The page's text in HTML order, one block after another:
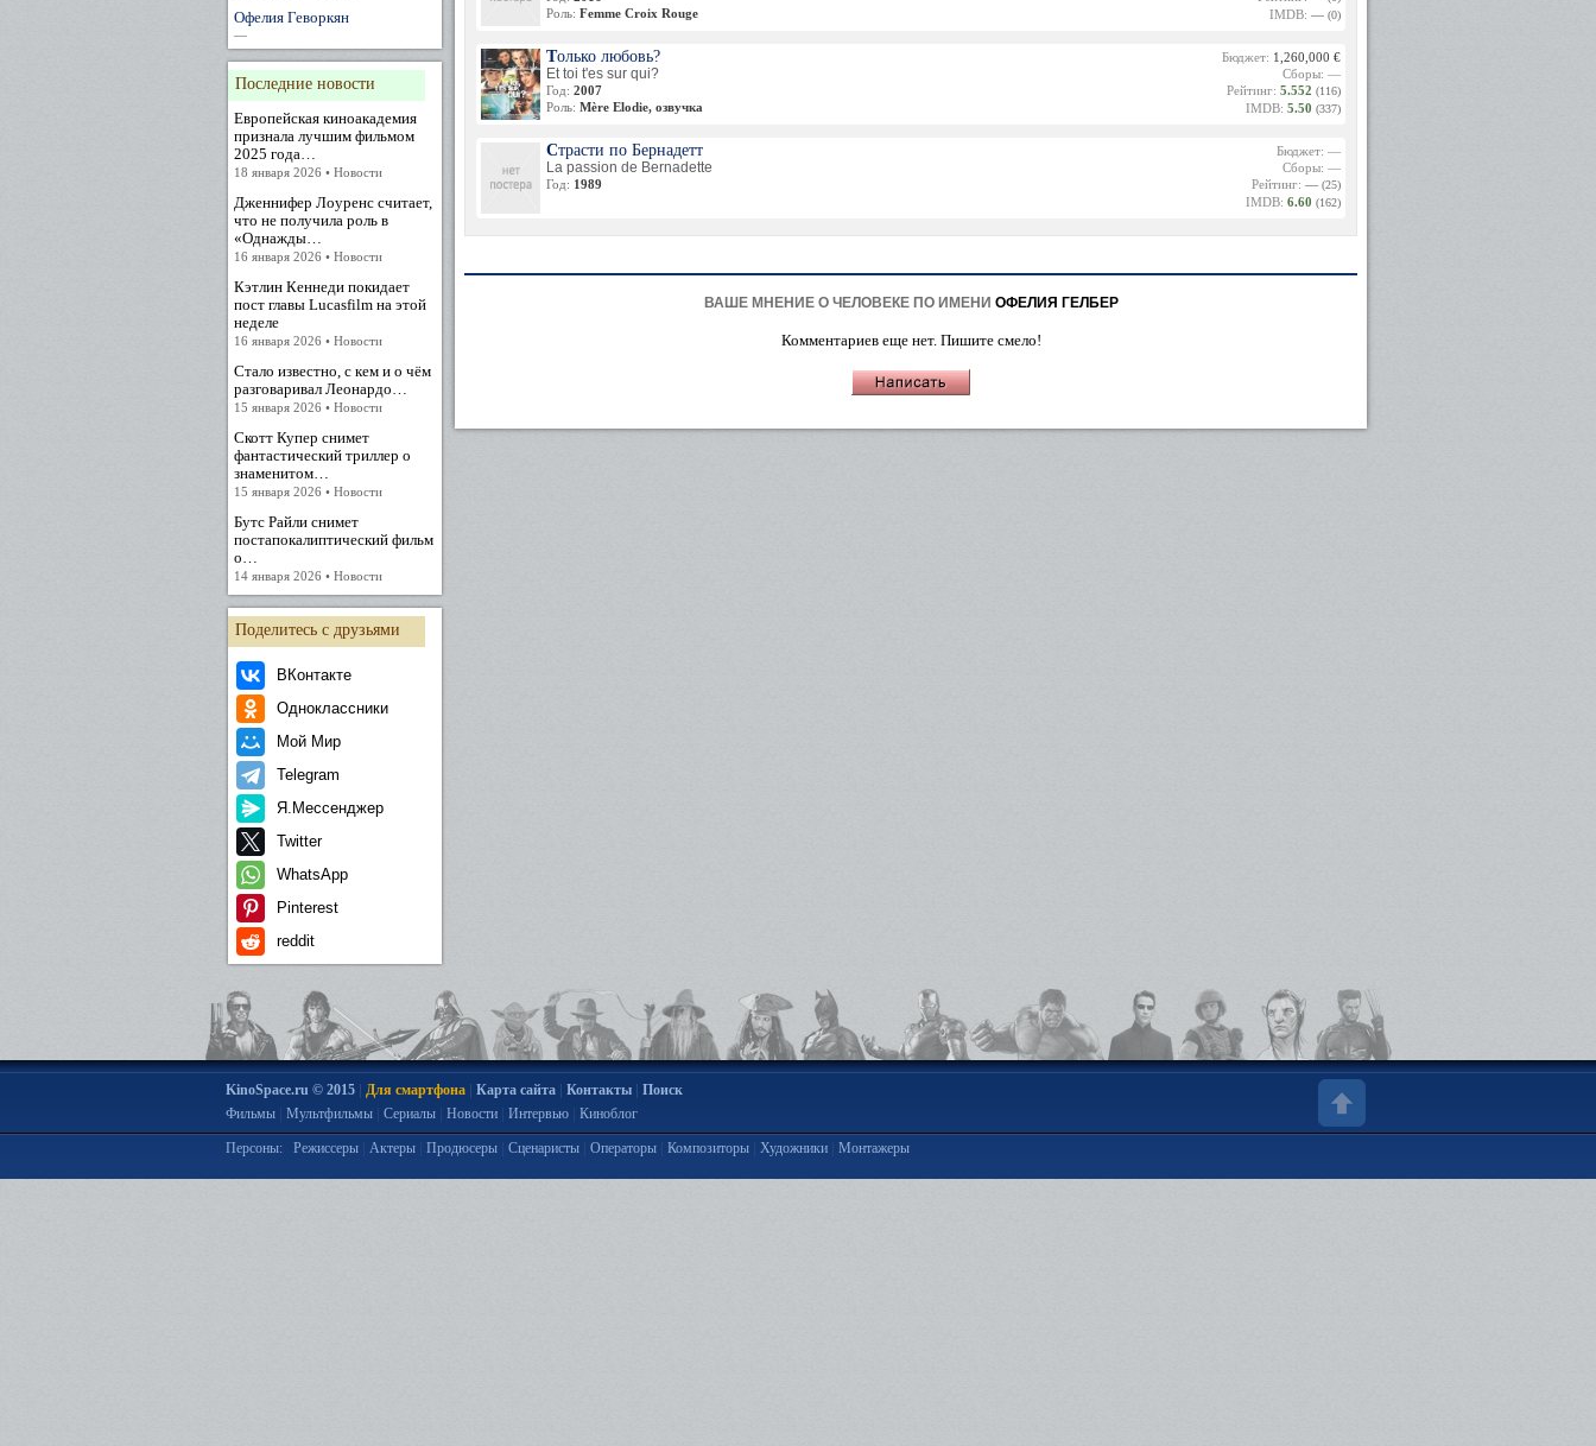
Офелия Геворкян
—
Последние новости
Европейская киноакадемия
признала лучшим фильмом
2025 года…
18 января 2026 • Новости
Дженнифер Лоуренс считает,
что не получила роль в
«Однажды…
16 января 2026 • Новости
Кэтлин Кеннеди покидает
пост главы Lucasfilm на этой
неделе
16 января 2026 • Новости
Стало известно, с кем и о чём
разговаривал Леонардо…
15 января 2026 • Новости
Скотт Купер снимет
фантастический триллер о
знаменитом…
15 января 2026 • Новости
Бутс Райли снимет
постапокалиптический фильм
о…
14 января 2026 • Новости
Поделитесь с друзьями
ВКонтакте
Одноклассники
Мой Мир
Telegram
Я.Мессенджер
Twitter
WhatsApp
Pinterest
reddit
Роль: Femme Croix Rouge IMDB: — (0)
Только любовь?
Et toi t'es sur qui?
Год: 2007
Роль: Mère Elodie, озвучка
Бюджет: 1,260,000 €
Сборы: —
Рейтинг: 5.552 (116)
IMDB: 5.50 (337)
Страсти по Бернадетт
La passion de Bernadette
Год: 1989
Бюджет: —
Сборы: —
Рейтинг: — (25)
IMDB: 6.60 (162)
ВАШЕ МНЕНИЕ О ЧЕЛОВЕКЕ ПО ИМЕНИ ОФЕЛИЯ ГЕЛБЕР
Комментариев еще нет. Пишите смело!
KinoSpace.ru © 2015| Для смартфона| Карта сайта| Контакты| Поиск
Фильмы| Мультфильмы| Сериалы| Новости| Интервью| Киноблог
Персоны: Режиссеры| Актеры| Продюсеры| Сценаристы| Операторы| Композиторы| Художники| Монтажеры